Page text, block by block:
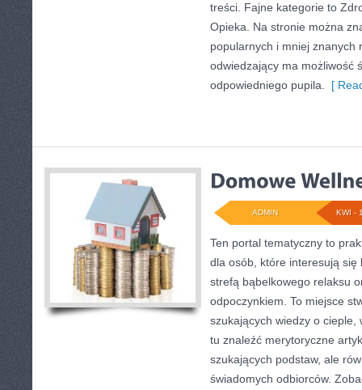
treści. Fajne kategorie to
Opieka. Na stronie można
popularnych i mniej znanych
odwiedzający ma możliwość
odpowiedniego pupila.
[
KWI -
ADMIN
Ten portal tematyczny to
dla osób, które interesują
strefą bąbelkowego relaksu
odpoczynkiem. To miejsce
szukających wiedzy o
tu znaleźć merytoryczne
szukających podstaw, ale
świadomych odbiorców.